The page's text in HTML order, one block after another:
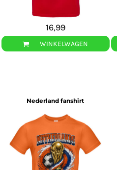
16,99
WINKELWAGEN
Nederland fanshirt